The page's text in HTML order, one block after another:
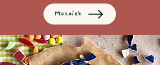
Mozaïek